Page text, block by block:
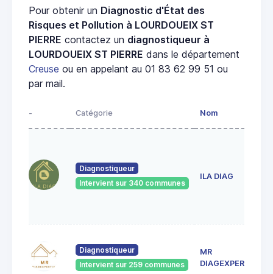
Pour obtenir un Diagnostic d'État des
Risques et Pollution à LOURDOUEIX ST
PIERRE contactez un diagnostiqueur à
LOURDOUEIX ST PIERRE dans le département
Creuse ou en appelant au 01 83 62 99 51 ou
par mail.
- Catégorie Nom
Diagnostiqueur
Intervient sur 340 communes
ILA DIAG
Diagnostiqueur
Intervient sur 259 communes
MR
DIAGEXPERTISE